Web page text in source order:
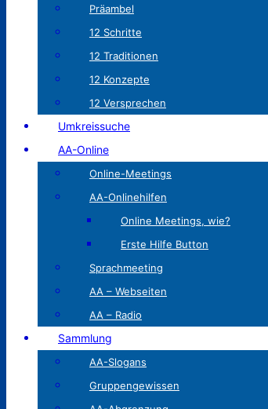
Präambel
12 Schritte
12 Traditionen
12 Konzepte
12 Versprechen
Umkreissuche
AA-Online
Online-Meetings
AA-Onlinehilfen
Online Meetings, wie?
Erste Hilfe Button
Sprachmeeting
AA – Webseiten
AA – Radio
Sammlung
AA-Slogans
Gruppengewissen